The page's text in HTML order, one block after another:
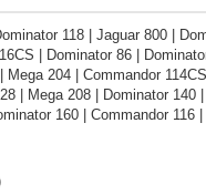
118 | Jaguar 800 |
| Dominator 86 |
Mega 204 | Commandor
| Mega 208 | Dominator 140
160 | Commandor 116